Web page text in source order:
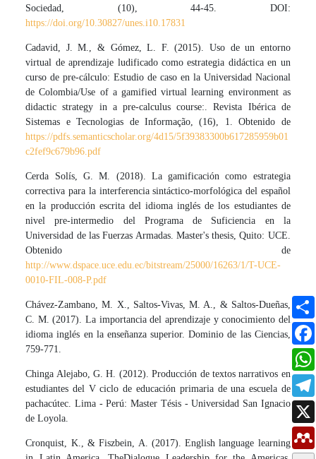
Sociedad, (10), 44-45. DOI:
https://doi.org/10.30827/unes.i10.17831
Cadavid, J. M., & Gómez, L. F. (2015). Uso de un entorno
virtual de aprendizaje ludificado como estrategia didáctica en un
curso de pre-cálculo: Estudio de caso en la Universidad Nacional
de Colombia/Use of a gamified virtual learning environment as
didactic strategy in a pre-calculus course:. Revista Ibérica de
Sistemas e Tecnologias de Informação, (16), 1. Obtenido de
https://pdfs.semanticscholar.org/4d15/5f39383300b617285959b01
c2fef9c679b96.pdf
Cerda Solís, G. M. (2018). La gamificación como estrategia
correctiva para la interferencia sintáctico-morfológica del español
en la producción escrita del idioma inglés de los estudiantes de
nivel pre-intermedio del Programa de Suficiencia en la
Universidad de las Fuerzas Armadas. Master's thesis, Quito: UCE.
Obtenido de
http://www.dspace.uce.edu.ec/bitstream/25000/16263/1/T-UCE-
0010-FIL-008-P.pdf
Chávez-Zambano, M. X., Saltos-Vivas, M. A., & Saltos-Dueñas,
C. M. (2017). La importancia del aprendizaje y conocimiento del
idioma inglés en la enseñanza superior. Dominio de las Ciencias,
759-771.
Chinga Alejabo, G. H. (2012). Producción de textos narrativos en
estudiantes del V ciclo de educación primaria de una escuela de
pachacútec. Lima - Perú: Master Tésis - Universidad San Ignacio
de Loyola.
Cronquist, K., & Fiszbein, A. (2017). English language learning